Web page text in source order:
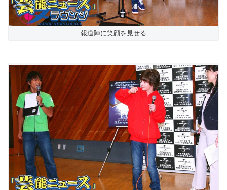
報道陣に笑顔を見せる